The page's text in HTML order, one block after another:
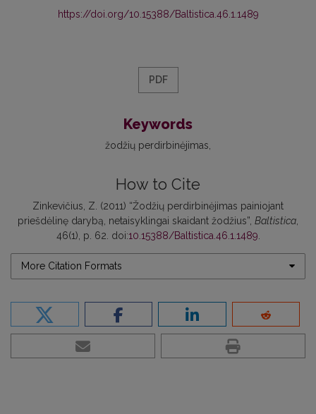
https://doi.org/10.15388/Baltistica.46.1.1489
PDF
Keywords
žodžių perdirbinėjimas
How to Cite
Zinkevičius, Z. (2011) “Žodžių perdirbinėjimas painiojant
priešdėlinę darybą, netaisyklingai skaidant žodžius”, Baltistica
46(1), p. 62. doi:10.15388/Baltistica.46.1.1489
More Citation Formats